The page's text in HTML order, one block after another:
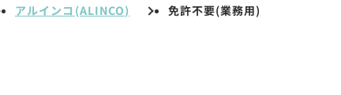
アルインコ(ALINCO) 免許不要(業務用)